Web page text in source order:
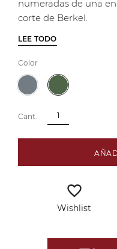
numeradas de una
corte de Berkel.
LEE TODO
Color
Cant.
favorite_border
Wishlist